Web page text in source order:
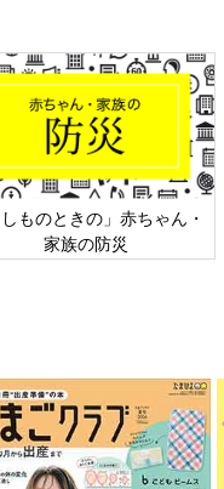
六星占術 細木かおりさん